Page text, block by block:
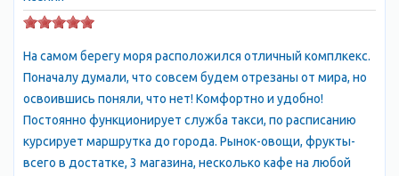
посетить аквапарк или просто насладиться солнечными
множество вариантов проживания: от небольших гостевых
домов до роскошных отелей. В поселке также есть
множество ресторанов и кафе, где можно попробовать
блюда местной кухни. Одним из главных
достопримечательностей Семидвория является гора
Демерджи, которая находится всего в нескольких
На самом берегу моря расположился отличный комплкекс.
Поначалу думали, что совсем будем отрезаны от мира, но
освоившись поняли, что нет! Комфортно и удобно!
Постоянно функционирует служба такси, по расписанию
курсирует маршрутка до города. Рынок-овощи, фрукты-
всего в достатке, 3 магазина, несколько кафе на любой